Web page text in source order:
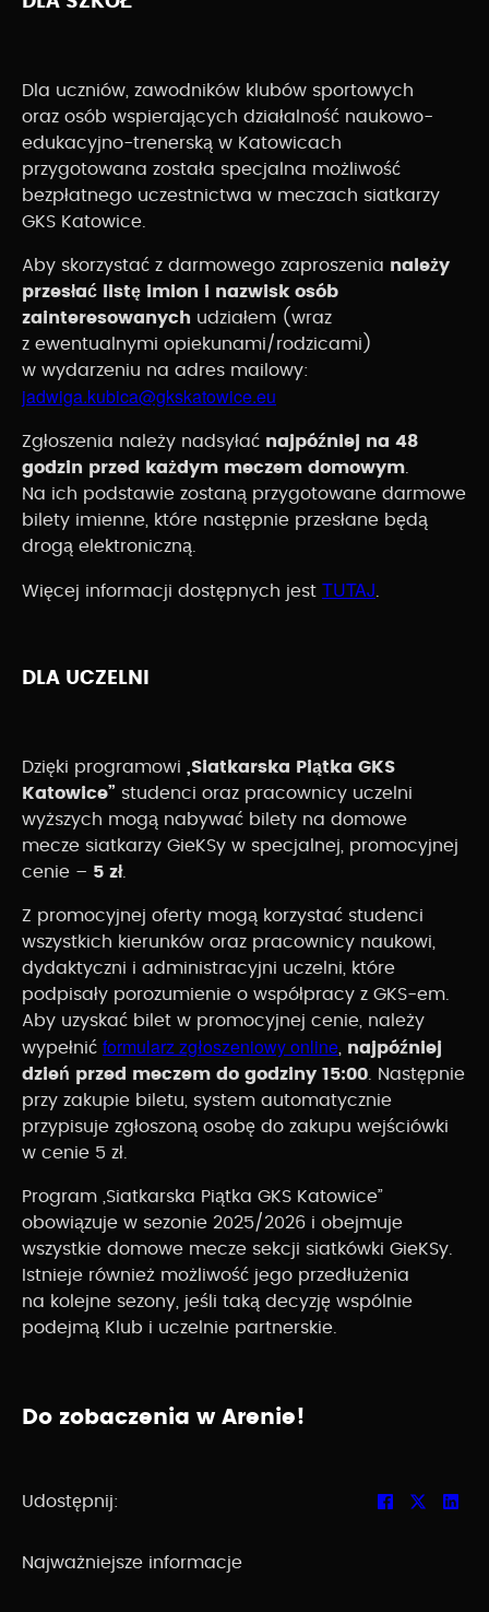
Dla uczniów, zawodników klubów sportowych
oraz osób wspierających działalność naukowo-
edukacyjno-trenerską w Katowicach
przygotowana została specjalna możliwość
bezpłatnego uczestnictwa w meczach siatkarzy
GKS Katowice.
Aby skorzystać z darmowego zaproszenia należy
przesłać listę imion i nazwisk osób
zainteresowanych udziałem (wraz
z ewentualnymi opiekunami/rodzicami)
w wydarzeniu na adres mailowy:
jadwiga.kubica@gkskatowice.eu
Zgłoszenia należy nadsyłać najpóźniej na 48
godzin przed każdym meczem domowym
Na ich podstawie zostaną przygotowane darmowe
bilety imienne, które następnie przesłane będą
drogą elektroniczną.
Więcej informacji dostępnych jest TUTAJ
DLA UCZELNI
Dzięki programowi
„Siatkarska Piątka GKS
Katowice” studenci oraz pracownicy uczelni
wyższych mogą nabywać bilety na domowe
mecze siatkarzy GieKSy w specjalnej, promocyjnej
cenie – 5 zł.
Z promocyjnej oferty mogą korzystać studenci
wszystkich kierunków oraz pracownicy naukowi,
dydaktyczni i administracyjni uczelni, które
podpisały porozumienie o współpracy z GKS-em.
Aby uzyskać bilet w promocyjnej cenie, należy
wypełnić formularz zgłoszeniowy online najpóźniej
dzień przed meczem do godziny 15:00 . Następnie
przy zakupie biletu, system automatycznie
przypisuje zgłoszoną osobę do zakupu wejściówki
w cenie 5 zł.
Program „Siatkarska Piątka GKS Katowice”
obowiązuje w sezonie 2025/2026 i obejmuje
wszystkie domowe mecze sekcji siatkówki GieKSy.
Istnieje również możliwość jego przedłużenia
na kolejne sezony, jeśli taką decyzję wspólnie
podejmą Klub i uczelnie partnerskie.
Do zobaczenia w Arenie!
Udostępnij:
Najważniejsze informacje